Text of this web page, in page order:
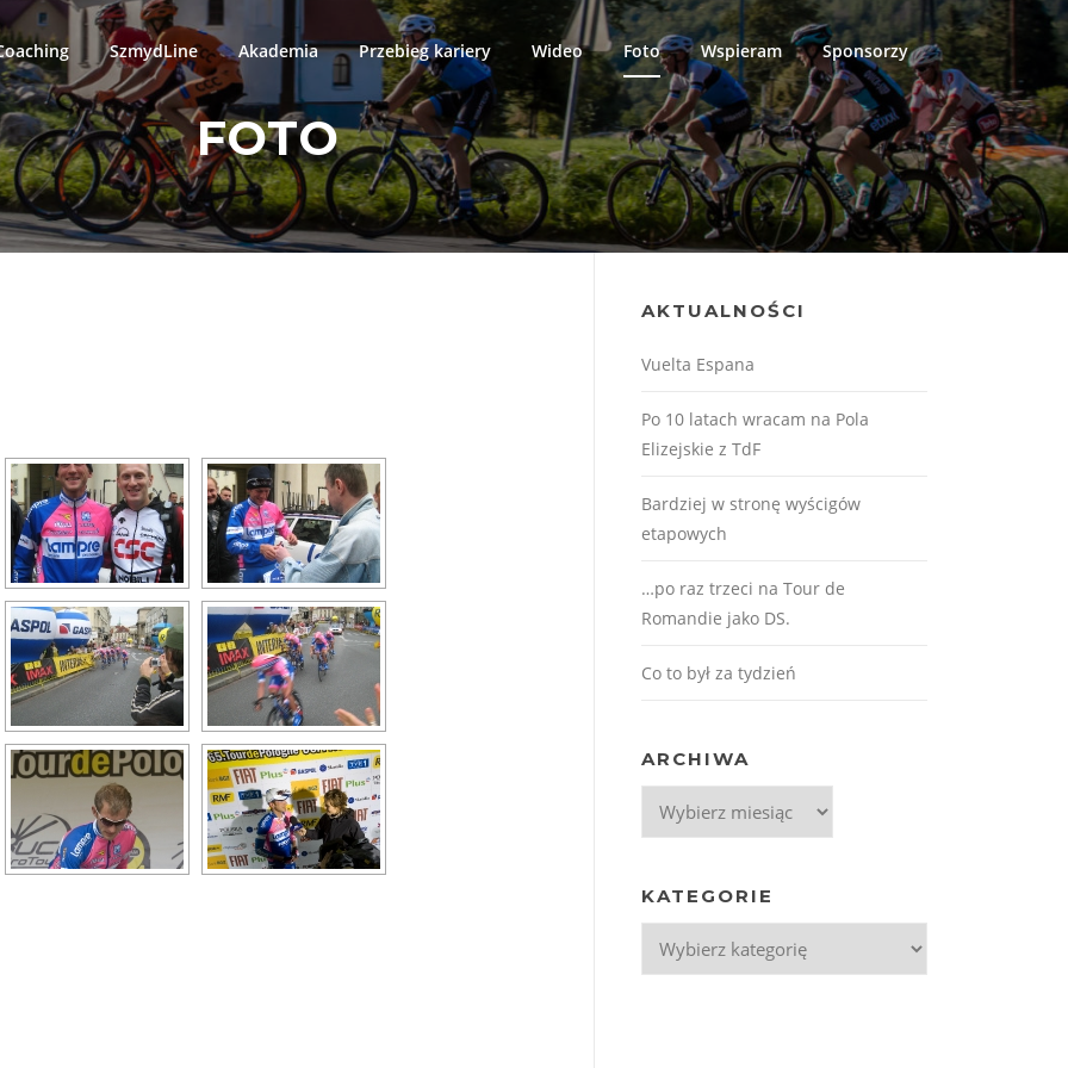
SzmydLine Akademia Przebieg kariery Wideo Foto Wspieram Sponsorzy
FOTO
AKTUALNOŚCI
Vuelta Espana
Po 10 latach wracam na Pola
Elizejskie z TdF
Bardziej w stronę wyścigów
etapowych
…po raz trzeci na Tour de
Romandie jako DS.
Co to był za tydzień
ARCHIWA
Archiwa
KATEGORIE
Kategorie